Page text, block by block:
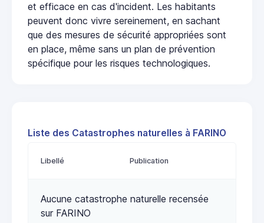
et efficace en cas d'incident. Les habitants
peuvent donc vivre sereinement, en sachant
que des mesures de sécurité appropriées sont
en place, même sans un plan de prévention
spécifique pour les risques technologiques.
Liste des Catastrophes naturelles à FARINO
Libellé Publication
Aucune catastrophe naturelle recensée
sur FARINO